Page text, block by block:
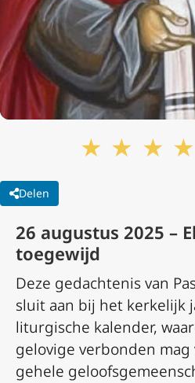
★ ★ ★ ★
Delen
26 augustus 2025 –
toegewijd
Deze gedachtenis van
sluit aan bij het kerkelijk
liturgische kalender,
gelovige verbonden
gehele